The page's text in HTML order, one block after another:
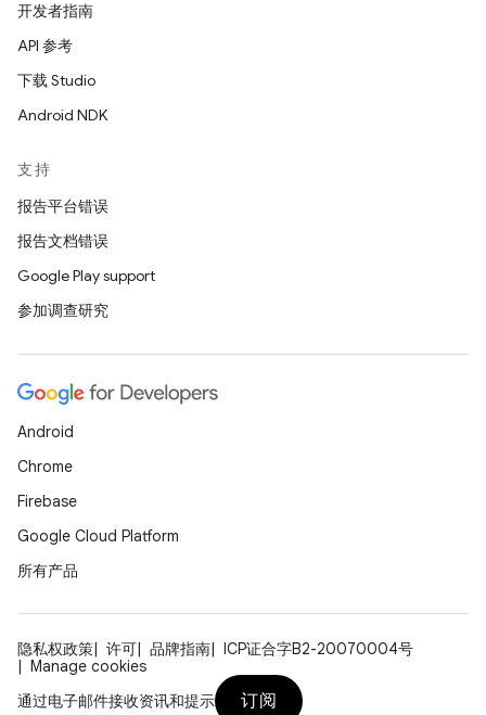
开发者指南
API 参考
下载 Studio
Android NDK
支持
报告平台错误
报告文档错误
Google Play support
参加调查研究
Android
Chrome
Firebase
Google Cloud Platform
所有产品
隐私权政策 许可 品牌指南
ICP证合字B2-20070004号
Manage cookies
通过电子邮件接收资讯和提示
订阅